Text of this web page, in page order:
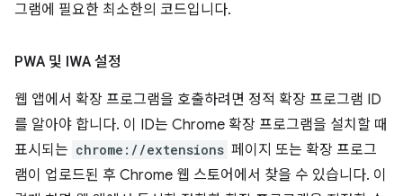
그램에 필요한 최소한의 코드입니다.
PWA 및 IWA 설정
웹 앱에서 확장 프로그램을 호출하려면 정적 확장 프로그램 ID
를 알아야 합니다. 이 ID는 Chrome 확장 프로그램을 설치할 때
표시되는 chrome://extensions 페이지 또는 확장 프로그
램이 업로드된 후 Chrome 웹 스토어에서 찾을 수 있습니다. 이